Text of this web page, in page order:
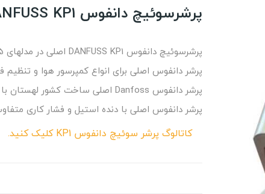
پرشرسوئیچ دانفوس DANFUSS KP1
پرشرسوئیچ دانفوس DANFUSS KP1 اصلی در مدلهای kp1، kp5و kp36 با قیمت رقابتی.
پرشر دانفوس اصلی برای انواع کمپرسور هوا و تنظیم
پرشر دانفوس Danfoss اصلی ساخت کشور لهستان با متریال درجه 1 و کیفیت بالا تولید شده است.
پرشر دانفوس اصلی با دنده استیل و فشار کاری
کاتالوگ پرشر سوئیچ دانفوس KP1 کلیک کنید.